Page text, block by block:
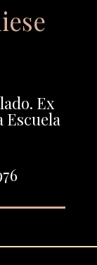
Ex
Escuela